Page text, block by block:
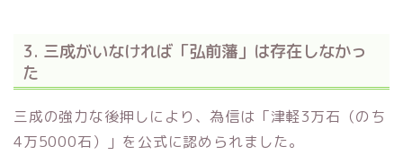
3. 三成がいなければ「弘前藩」は存在しなかっ
た
三成の強力な後押しにより、為信は「津軽3万石（のち
4万5000石）」を公式に認められました。